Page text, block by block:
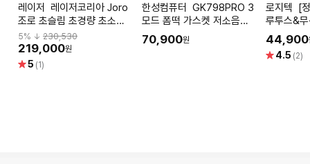
레이저 레이저코리아 Joro
조로 초슬림 초경량 초소형
무선 게이밍 포터블 키보드
5% ↓ 230,530
219,000원
별5 (1)
한성컴퓨터 GK798PRO 3
모드 폼떡 가스켓 저소음기
계식키보드 오션화이트
(KTT블루 포각 43g)
70,900원
로지텍 [정품]텐키리스 블
루투스&
사무용
44,900
별 4.5 (2)